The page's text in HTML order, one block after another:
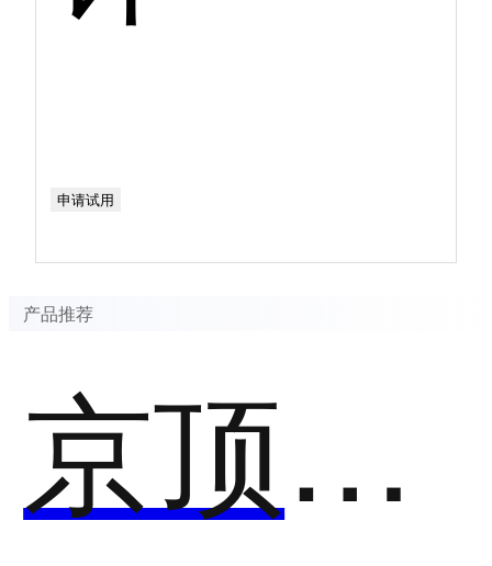
申请试用
产品推荐
京顶EDP劳动工时统计分析系统